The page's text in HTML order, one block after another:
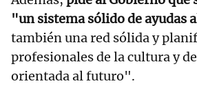
"un sistema sólido de ayudas
también una red sólida y
profesionales de la cultura y
orientada al futuro".